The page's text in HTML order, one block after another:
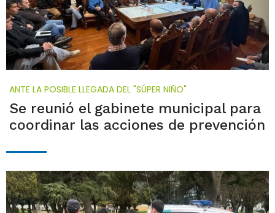
ANTE LA POSIBLE LLEGADA DEL "SÚPER NIÑO"
Se reunió el gabinete municipal para
coordinar las acciones de prevención